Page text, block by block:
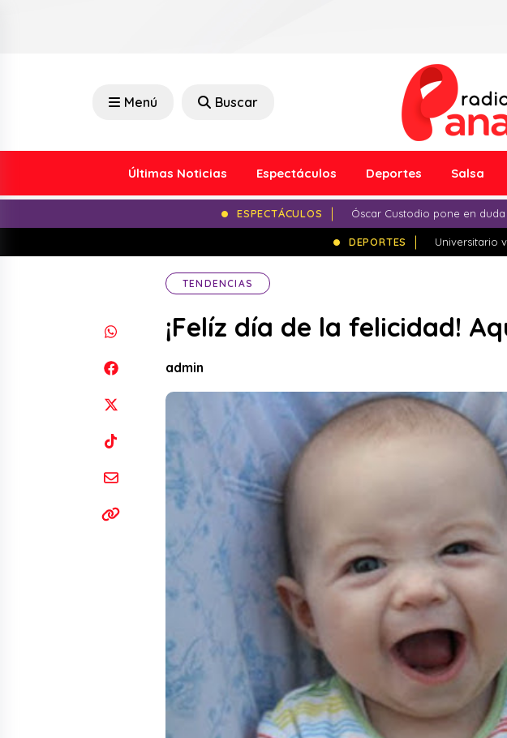
Menú Buscar
Últimas Noticias Espectáculos Deportes Salsa
ESPECTÁCULOS Óscar Custodio pone en
DEPORTES Universitario
TENDENCIAS
¡Felíz día de la felicidad!
admin